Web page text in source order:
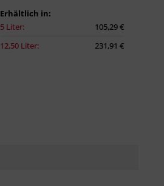
Erhältlich in:
5 Liter:
105,29 €
12,50 Liter:
231,91 €